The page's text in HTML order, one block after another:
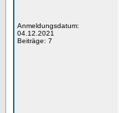
Anmeldungsdatum:
04.12.2021
Beiträge: 7